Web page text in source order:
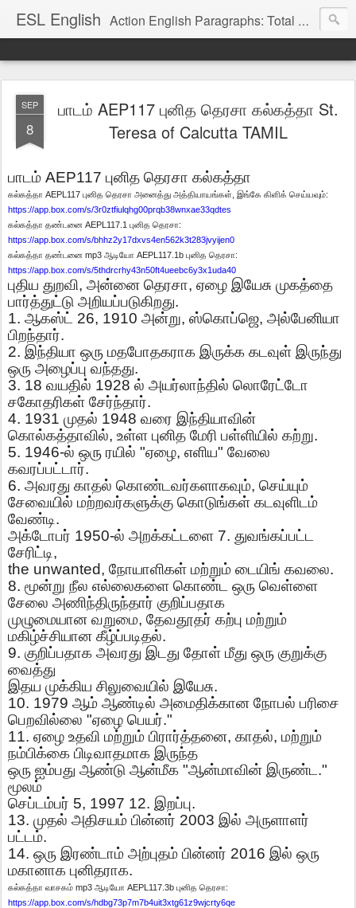
ESL English Action English Paragraphs: Total Physical Response (TPR) Paragraphs for the High School and Adult Language Student
SEP
8
பாடம் AEP117 புனித தெரசா கல்கத்தா St.
Teresa of Calcutta TAMIL
பாடம் AEP117 புனித தெரசா கல்கத்தா
கல்கத்தா AEPL117 புனித தெரசா அனைத்து அத்தியாயங்கள் இங்கே கிளிக் செய்யவும்:
https://app.box.com/s/3r0ztfiulqhg00prqb38wnxae33qdtes
கல்கத்தா தண்டனை AEPL117.1 புனித தெரசா:
https://app.box.com/s/bhhz2y17dxvs4en562k3t283jvyijen0
கல்கத்தா தண்டனை mp3 ஆடியோ AEPL117.1b புனித தெரசா:
https://app.box.com/s/5thdrcrhy43n50ft4ueebc6y3x1uda40
புதிய துறவி, அன்னை தெரசா, ஏழை இயேசு முகத்தை
பார்த்துட்டு அறியப்படுகிறது.
1. ஆகஸ்ட் 26, 1910 அன்று, ஸ்கொப்ஜெ, அல்பேனியா
பிறந்தார்.
2. இந்தியா ஒரு மதபோதகராக இருக்க கடவுள் இருந்து
ஒரு அழைப்பு வந்தது.
3. 18 வயதில் 1928 ல் அயர்லாந்தில் லொரேட்டோ
சகோதரிகள் சேர்ந்தார்.
4. 1931 முதல் 1948 வரை இந்தியாவின்
கொல்கத்தாவில், உள்ள புனித மேரி பள்ளியில் கற்று.
5. 1946-ல் ஒரு ரயில் "ஏழை, எளிய" வேலை
கவரப்பட்டார்.
6. அவரது காதல் கொண்டவர்களாகவும், செய்யும்
சேவையில் மற்றவர்களுக்கு கொடுங்கள் கடவுளிடம்
வேண்டி.
அக்டோபர் 1950-ல் அறக்கட்டளை 7. துவங்கப்பட்ட
சேரிட்டி,
the unwanted, நோயாளிகள் மற்றும் டையிங் கவலை.
8. மூன்று நீல எல்லைகளை கொண்ட ஒரு வெள்ளை
சேலை அணிந்திருந்தார் குறிப்பதாக
முழுமையான வறுமை, தேவதூதர் கற்பு மற்றும்
மகிழ்ச்சியான கீழ்ப்படிதல்.
9. குறிப்பதாக அவரது இடது தோள் மீது ஒரு குறுக்கு
வைத்து
இதய முக்கிய சிலுவையில் இயேசு.
10. 1979 ஆம் ஆண்டில் அமைதிக்கான நோபல் பரிசை
பெறவில்லை "ஏழை பெயர்."
11. ஏழை உதவி மற்றும் பிரார்த்தனை, காதல், மற்றும்
நம்பிக்கை பிடிவாதமாக இருந்த
ஒரு ஐம்பது ஆண்டு ஆன்மீக "ஆன்மாவின் இருண்ட ."
மூலம்
செப்டம்பர் 5, 1997 12. இறப்பு.
13. முதல் அதிசயம் பின்னர் 2003 இல் அருளாளர்
பட்டம்.
14. ஒரு இரண்டாம் அற்புதம் பின்னர் 2016 இல் ஒரு
மகானாக புனிதராக.
கல்கத்தா வாசகம் mp3 ஆடியோ AEPL117.3b புனித தெரசா:
https://app.box.com/s/hdbg73p7m7b4uit3xtg61z9wjcrty6qe